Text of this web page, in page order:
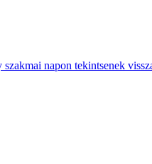
napon tekintsenek